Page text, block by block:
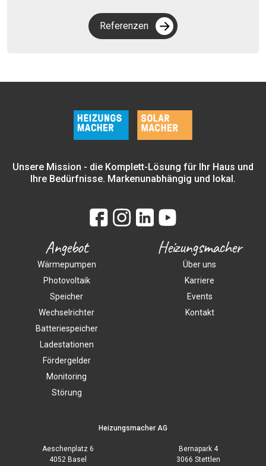
Referenzen
Angebot
Wärmepumpen
Photovoltaik
Speicher
Wechselrichter
Batteriespeicher
Ladestationen
Fördergelder
Monitoring
Störung
Unsere Mission - die Komplett-Lösung für Ihr Haus und
Ihre Bedürfnisse. Markenunabhängig und lokal.
Heizungsmacher
Über uns
Karriere
Events
Kontakt
Heizungsmacher AG
Aeschenplatz 6
4052 Basel
Bernapark 4
3066 Stettlen